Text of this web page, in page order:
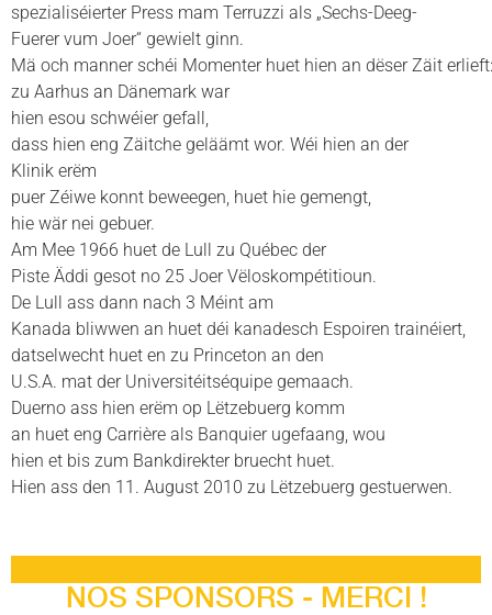
spezialiséierter Press mam Terruzzi als „Sechs-Deeg-
Fuerer vum Joer“ gewielt ginn.
Mä och manner schéi Momenter huet hien an dëser Zäit erlieft:
zu Aarhus an Dänemark war
hien esou schwéier gefall,
dass hien eng Zäitche geläämt wor. Wéi hien an der
Klinik erëm
puer Zéiwe konnt beweegen, huet hie gemengt,
hie wär nei gebuer.
Am Mee 1966 huet de Lull zu Québec der
Piste Äddi gesot no 25 Joer Vëloskompétitioun.
De Lull ass dann nach 3 Méint am
Kanada bliwwen an huet déi kanadesch Espoiren trainéiert,
datselwecht huet en zu Princeton an den
U.S.A. mat der Universitéitséquipe gemaach.
Duerno ass hien erëm op Lëtzebuerg komm
an huet eng Carrière als Banquier ugefaang, wou
hien et bis zum Bankdirekter bruecht huet.
Hien ass den 11. August 2010 zu Lëtzebuerg gestuerwen.
NOS SPONSORS - MERCI !